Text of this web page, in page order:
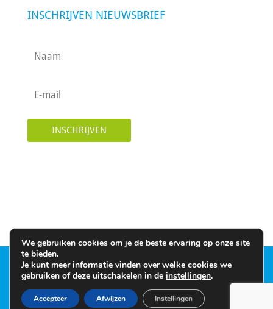
INSCHRIJVEN NIEUWSBRIEF
INSCHRIJVEN
©2026 Lumilab | Website byThe Dare Company
| Text by Alex Oudshoorn |Algemene
Voorwaarden| Disclaimer|Privacy
We gebruiken cookies om je de beste ervaring op onze site
te bieden.
Je kunt meer informatie vinden over welke cookies we
gebruiken of deze uitschakelen in de instellingen.
Accepteer Afwijzen Instellingen